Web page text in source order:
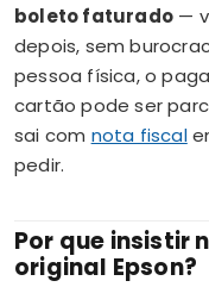
boleto faturado —
depois, sem
pessoa física, o
cartão pode ser
sai com nota fiscal
pedir.
Por que insistir
original Epson?